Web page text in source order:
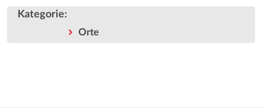
Kategorie:
Orte